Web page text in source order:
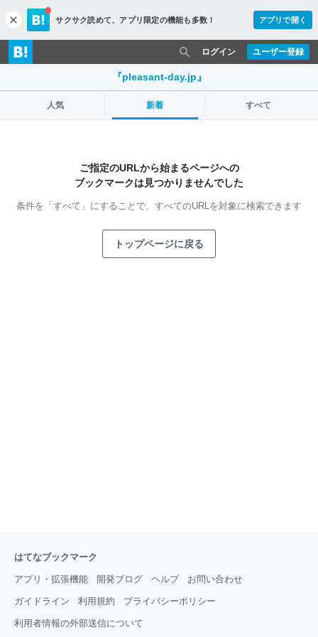
c
l
o
s
サクサク読めて、 アプリ限定の機能も多数！ アプリで開く
ユーザー登録
ログイン
『pleasant-day.jp』
人気 新着 すべて
ご指定のURLから始まるページへの
ブックマークは見つかりませんでした
条件を「すべて」にすることで、 すべてのURLを対象に検索できます
トップページに戻る
はてなブックマーク
アプリ・拡張機能 開発ブログ ヘルプ お問い合わせ
ガイドライン 利用規約 プライバシーポリシー
利用者情報の外部送信について